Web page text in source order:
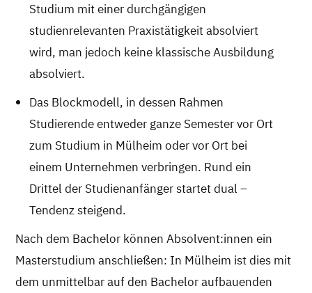
Studium mit einer durchgängigen
studienrelevanten Praxistätigkeit absolviert
wird, man jedoch keine klassische Ausbildung
absolviert.
Das Blockmodell, in dessen Rahmen
Studierende entweder ganze Semester vor Ort
zum Studium in Mülheim oder vor Ort bei
einem Unternehmen verbringen. Rund ein
Drittel der Studienanfänger startet dual –
Tendenz steigend.
Nach dem Bachelor können Absolvent:innen ein
Masterstudium anschließen: In Mülheim ist dies mit
dem unmittelbar auf den Bachelor aufbauenden